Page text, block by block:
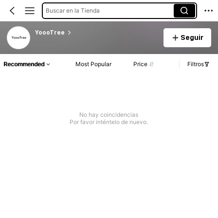
Buscar en la Tienda
YoooTree
Seguir
Recommended Most Popular Price Filtros
No hay coincidencias
Por favor inténtelo de nuevo.